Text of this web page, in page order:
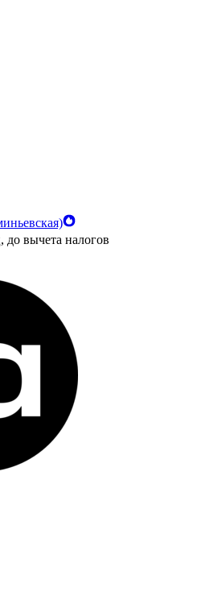
до вычета налогов